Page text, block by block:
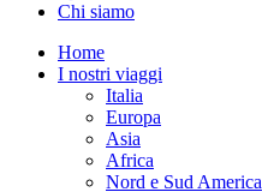
Chi siamo
Home
I nostri viaggi
Italia
Europa
Asia
Africa
Nord e Sud America